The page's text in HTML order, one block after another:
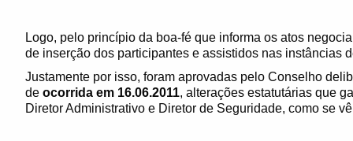
Logo, pelo princípio da boa-fé que informa os atos
de inserção dos participantes e assistidos nas instâncias
Justamente por isso, foram aprovadas pelo Conselho
de ocorrida em 16.06.2011, alterações estatutárias que
Diretor Administrativo e Diretor de Seguridade, como se